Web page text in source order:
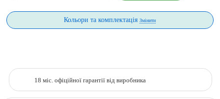
Кольори та комплектаціяЗмінити
18 міс. офіційної гарантії від виробника